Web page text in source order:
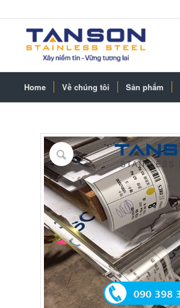
Home Về chúng tôi Sản phẩm